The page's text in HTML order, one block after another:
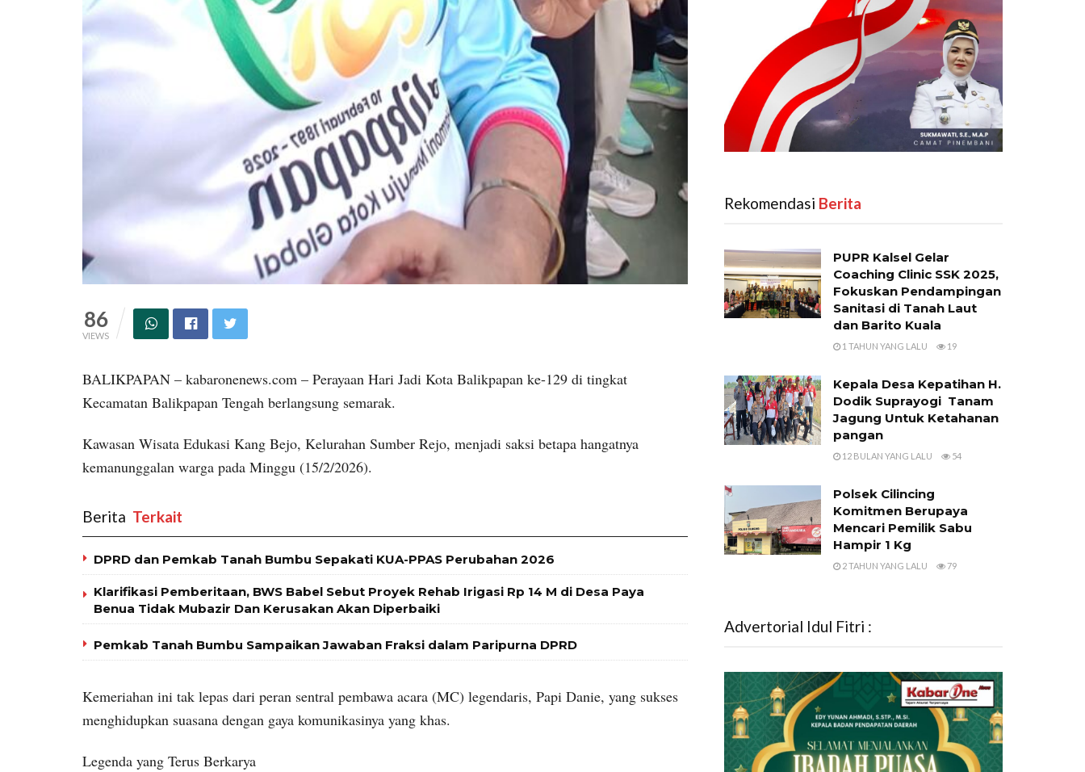
86
VIEWS
BALIKPAPAN – kabaronenews.com – Perayaan Hari Jadi Kota Balikpapan ke-129 di tingkat
Kecamatan Balikpapan Tengah berlangsung semarak.
Kawasan Wisata Edukasi Kang Bejo, Kelurahan Sumber Rejo, menjadi saksi betapa hangatnya
kemanunggalan warga pada Minggu (15/2/2026).
Berita ‎ Terkait
DPRD dan Pemkab Tanah Bumbu Sepakati KUA-PPAS Perubahan 2026
Klarifikasi Pemberitaan, BWS Babel Sebut Proyek Rehab Irigasi Rp 14 M di Desa Paya
Benua Tidak Mubazir Dan Kerusakan Akan Diperbaiki
Pemkab Tanah Bumbu Sampaikan Jawaban Fraksi dalam Paripurna DPRD
Kemeriahan ini tak lepas dari peran sentral pembawa acara (MC) legendaris, Papi Danie, yang sukses
menghidupkan suasana dengan gaya komunikasinya yang khas.
Legenda yang Terus Berkarya
Rekomendasi ‎ Berita
PUPR Kalsel Gelar
Coaching Clinic SSK 2025,
Fokuskan Pendampingan
Sanitasi di Tanah Laut
dan Barito Kuala
1 TAHUN YANG LALU 19
Kepala Desa Kepatihan H.
Dodik Suprayogi Tanam
Jagung Untuk Ketahanan
pangan
12 BULAN YANG LALU 54
Polsek Cilincing
Komitmen Berupaya
Mencari Pemilik Sabu
Hampir 1 Kg
2 TAHUN YANG LALU 79
Advertorial Idul Fitri :